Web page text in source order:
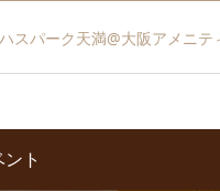
スパーク天満@大阪アメニテ
ト